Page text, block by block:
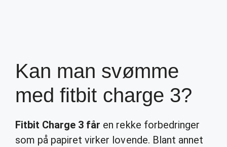
Kan man svømme
med fitbit charge 3?
Fitbit Charge 3 får en rekke forbedringer
som på papiret virker lovende. Blant annet